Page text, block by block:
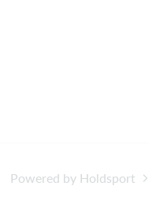
Powered by Holdsport